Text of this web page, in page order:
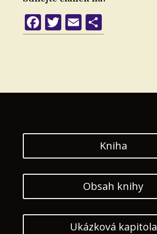
Facebook
Twitter
EmailShare
Kniha
Obsah knihy
Ukázková kapitola